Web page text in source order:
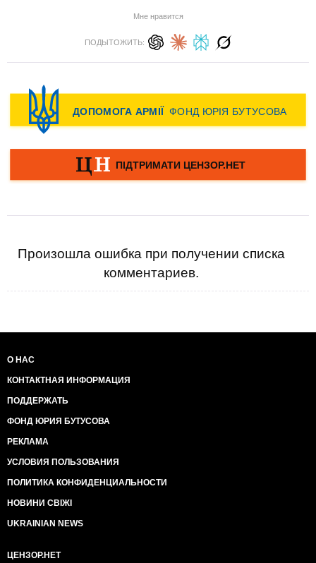
Мне нравится
ПОДЫТОЖИТЬ:
Произошла ошибка при получении списка
комментариев.
О НАС
КОНТАКТНАЯ ИНФОРМАЦИЯ
ПОДДЕРЖАТЬ
ФОНД ЮРИЯ БУТУСОВА
РЕКЛАМА
УСЛОВИЯ ПОЛЬЗОВАНИЯ
ПОЛИТИКА КОНФИДЕНЦИАЛЬНОСТИ
НОВИНИ СВІЖІ
UKRAINIAN NEWS
ЦЕНЗОР.НЕТ